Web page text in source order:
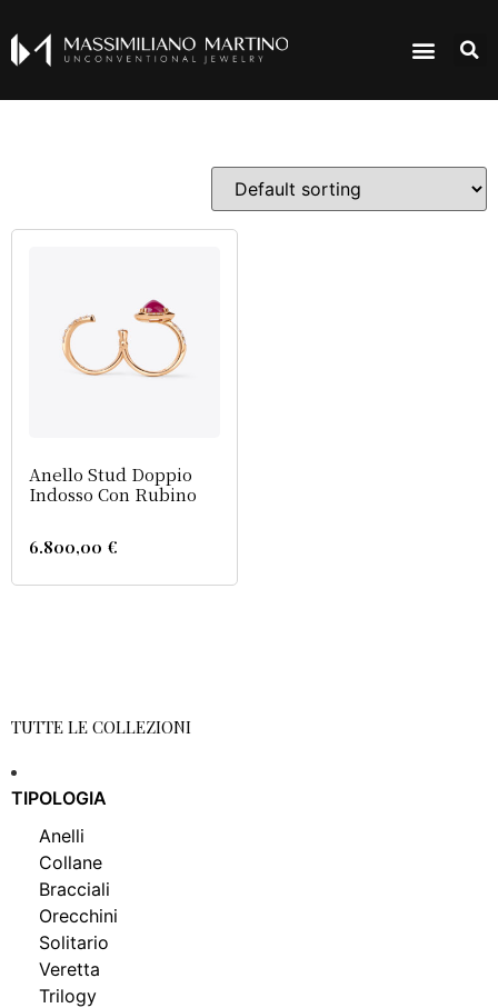
Anello Stud Doppio
Indosso Con Rubino
6.800,00 €
TUTTE LE COLLEZIONI
TIPOLOGIA
Anelli
Collane
Bracciali
Orecchini
Solitario
Veretta
Trilogy